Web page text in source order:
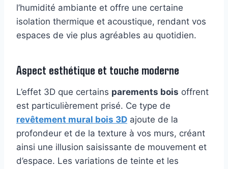
l’humidité ambiante et offre une certaine
isolation thermique et acoustique, rendant vos
espaces de vie plus agréables au quotidien.
Aspect esthétique et touche moderne
L’effet 3D que certains parements bois offrent
est particulièrement prisé. Ce type de
revêtement mural bois 3D ajoute de la
profondeur et de la texture à vos murs, créant
ainsi une illusion saisissante de mouvement et
d’espace. Les variations de teinte et les